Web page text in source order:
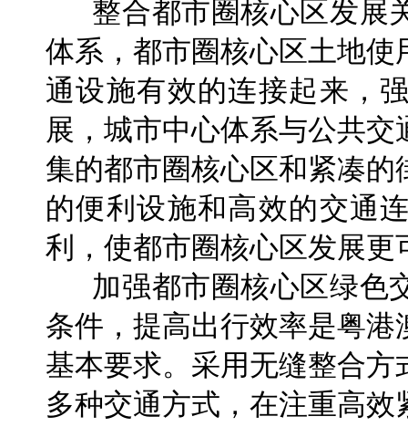
整合都市圈核心区发展
体系，都市圈核心区土地
通设施有效的连接起来，
展，城市中心体系与公共
集的都市圈核心区和紧凑
的便利设施和高效的交通
利，使都市圈核心区发展更
加强都市圈核心区绿色
条件，提高出行效率是粤
基本要求。采用无缝整合
多种交通方式，在注重高